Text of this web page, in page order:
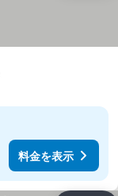
料金を表示